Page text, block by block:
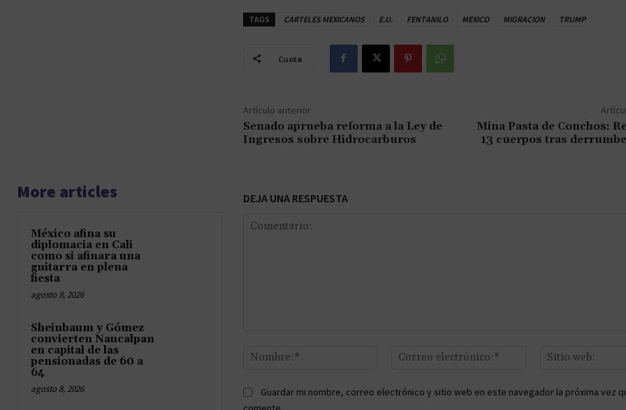
TAGS CARTELES MEXICANOS E.U. FENTANILO MEXICO MIGRACION TRUMP
Cuota
Artículo anterior
Senado aprueba reforma a la Ley de
Ingresos sobre Hidrocarburos
Mina Pasta de Conchos:
13 cuerpos tras
More articles
México afina su
diplomacia en Cali
como si afinara una
guitarra en plena
fiesta
agosto 8, 2026
Sheinbaum y Gómez
convierten Naucalpan
en capital de las
pensionadas de 60 a
64
agosto 8, 2026
DEJA UNA RESPUESTA
Nombre:*
Correo
Guardar mi nombre, correo electrónico y sitio web en este navegador la próxima vez